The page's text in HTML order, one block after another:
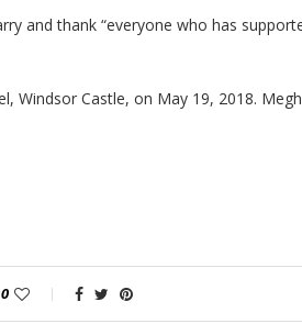
and thank “everyone who has
Windsor Castle, on May 19, 2018.
0